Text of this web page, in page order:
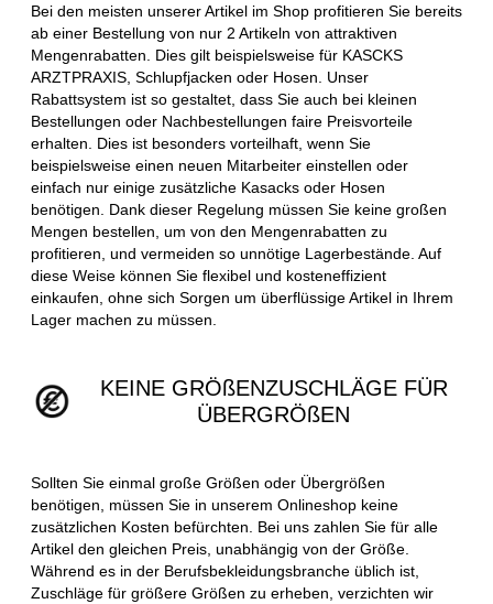
Bei den meisten unserer Artikel im Shop profitieren Sie bereits
ab einer Bestellung von nur 2 Artikeln von attraktiven
Mengenrabatten. Dies gilt beispielsweise für KASCKS
ARZTPRAXIS, Schlupfjacken oder Hosen. Unser
Rabattsystem ist so gestaltet, dass Sie auch bei kleinen
Bestellungen oder Nachbestellungen faire Preisvorteile
erhalten. Dies ist besonders vorteilhaft, wenn Sie
beispielsweise einen neuen Mitarbeiter einstellen oder
einfach nur einige zusätzliche Kasacks oder Hosen
benötigen. Dank dieser Regelung müssen Sie keine großen
Mengen bestellen, um von den Mengenrabatten zu
profitieren, und vermeiden so unnötige Lagerbestände. Auf
diese Weise können Sie flexibel und kosteneffizient
einkaufen, ohne sich Sorgen um überflüssige Artikel in Ihrem
Lager machen zu müssen.
KEINE GRÖßENZUSCHLÄGE FÜR
ÜBERGRÖßEN
Sollten Sie einmal große Größen oder Übergrößen
benötigen, müssen Sie in unserem Onlineshop keine
zusätzlichen Kosten befürchten. Bei uns zahlen Sie für alle
Artikel den gleichen Preis, unabhängig von der Größe.
Während es in der Berufsbekleidungsbranche üblich ist,
Zuschläge für größere Größen zu erheben, verzichten wir